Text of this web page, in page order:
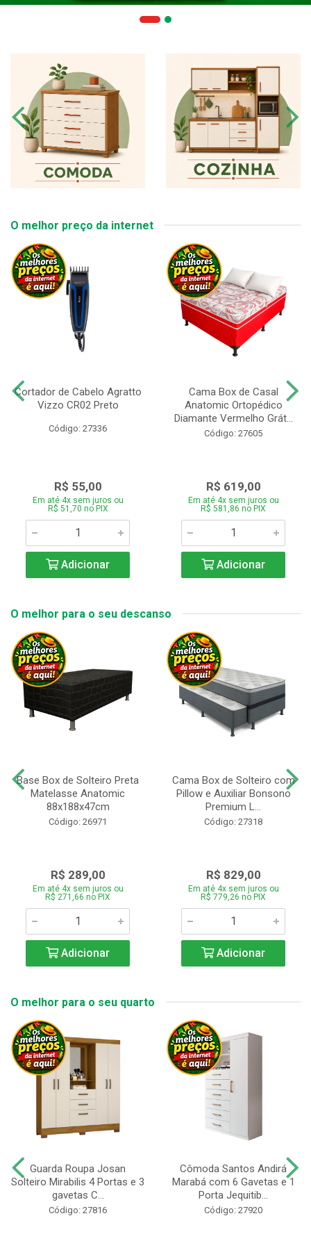
O melhor preço da internet
Cortador de Cabelo Agratto
Vizzo CR02 Preto
Código: 27336
R$ 55,00
Em até 4x sem juros ou
R$ 51,70 no PIX
Adicionar
Cama Box de Casal
Anatomic Ortopédico
Diamante Vermelho Grát...
Código: 27605
R$ 619,00
Em até 4x sem juros ou
R$ 581,86 no PIX
Adicionar
O melhor para o seu descanso
Base Box de Solteiro Preta
Matelasse Anatomic
88x188x47cm
Código: 26971
R$ 289,00
Em até 4x sem juros ou
R$ 271,66 no PIX
Adicionar
Cama Box de Solteiro com
Pillow e Auxiliar Bonsono
Premium L...
Código: 27318
R$ 829,00
Em até 4x sem juros ou
R$ 779,26 no PIX
Adicionar
O melhor para o seu quarto
Guarda Roupa Josan
Solteiro Mirabilis 4 Portas e 3
gavetas C...
Código: 27816
Cômoda Santos Andirá
Marabá com 6 Gavetas e 1
Porta Jequitib...
Código: 27920